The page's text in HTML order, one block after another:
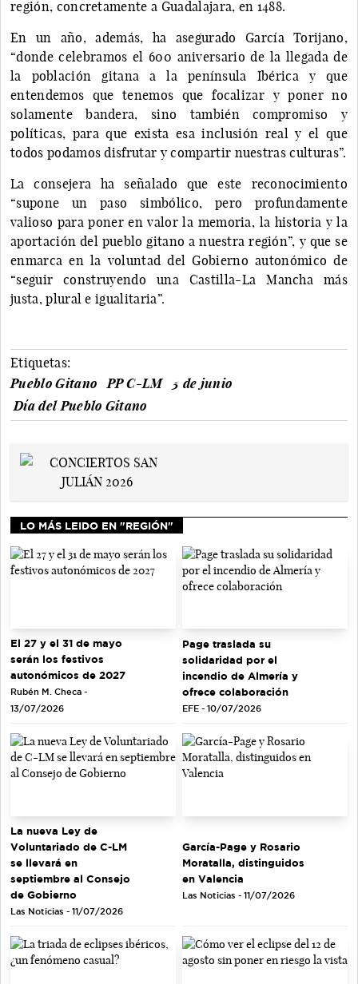
región, concretamente a Guadalajara, en 1488.
En un año, además, ha asegurado García Torijano,
“donde celebramos el 600 aniversario de la llegada de
la población gitana a la península Ibérica y que
entendemos que tenemos que focalizar y poner no
solamente bandera, sino también compromiso y
políticas, para que exista esa inclusión real y el que
todos podamos disfrutar y compartir nuestras culturas”.
La consejera ha señalado que este reconocimiento
“supone un paso simbólico, pero profundamente
valioso para poner en valor la memoria, la historia y la
aportación del pueblo gitano a nuestra región”, y que se
enmarca en la voluntad del Gobierno autonómico de
“seguir construyendo una Castilla-La Mancha más
justa, plural e igualitaria”.
Etiquetas:
Pueblo Gitano
PP C-LM
5 de junio
Día del Pueblo Gitano
LO MÁS LEIDO EN "REGIÓN"
El 27 y el 31 de mayo
serán los festivos
autonómicos de 2027
Rubén M. Checa -
13/07/2026
Page traslada su
solidaridad por el
incendio de Almería y
ofrece colaboración
EFE - 10/07/2026
La nueva Ley de
Voluntariado de C-LM
se llevará en
septiembre al Consejo
de Gobierno
Las Noticias - 11/07/2026
García-Page y Rosario
Moratalla, distinguidos
en Valencia
Las Noticias - 11/07/2026